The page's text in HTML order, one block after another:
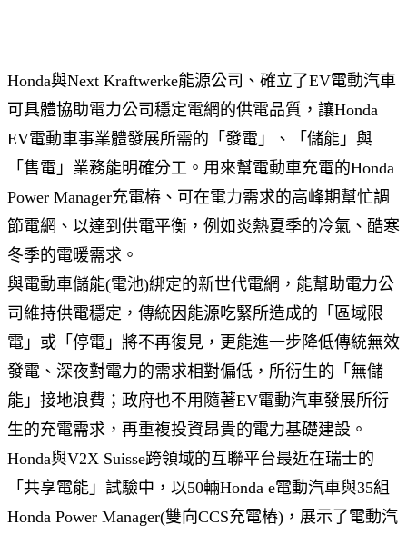
Honda與Next Kraftwerke能源公司、確立了EV電動汽車
可具體協助電力公司穩定電網的供電品質，讓Honda
EV電動車事業體發展所需的「發電」、「儲能」與
「售電」業務能明確分工。用來幫電動車充電的Honda
Power Manager充電樁、可在電力需求的高峰期幫忙調
節電網、以達到供電平衡，例如炎熱夏季的冷氣、酷寒
冬季的電暖需求。
與電動車儲能(電池)綁定的新世代電網，能幫助電力公
司維持供電穩定，傳統因能源吃緊所造成的「區域限
電」或「停電」將不再復見，更能進一步降低傳統無效
發電、深夜對電力的需求相對偏低，所衍生的「無儲
能」接地浪費；政府也不用隨著EV電動汽車發展所衍
生的充電需求，再重複投資昂貴的電力基礎建設。
Honda與V2X Suisse跨領域的互聯平台最近在瑞士的
「共享電能」試驗中，以50輛Honda e電動汽車與35組
Honda Power Manager(雙向CCS充電樁)，展示了電動汽